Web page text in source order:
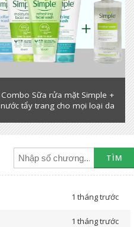
Combo Sữa rửa mặt Simple +
nước tẩy trang cho mọi loại da
TÌM
1 tháng trước
1 tháng trước